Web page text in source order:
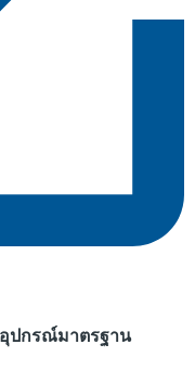
ปกรณ์มาตรฐาน